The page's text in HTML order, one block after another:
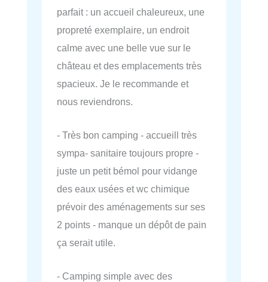
parfait : un accueil chaleureux, une
propreté exemplaire, un endroit
calme avec une belle vue sur le
château et des emplacements très
spacieux. Je le recommande et
nous reviendrons.
- Très bon camping - accueill très
sympa- sanitaire toujours propre -
juste un petit bémol pour vidange
des eaux usées et wc chimique
prévoir des aménagements sur ses
2 points - manque un dépôt de pain
ça serait utile.
- Camping simple avec des